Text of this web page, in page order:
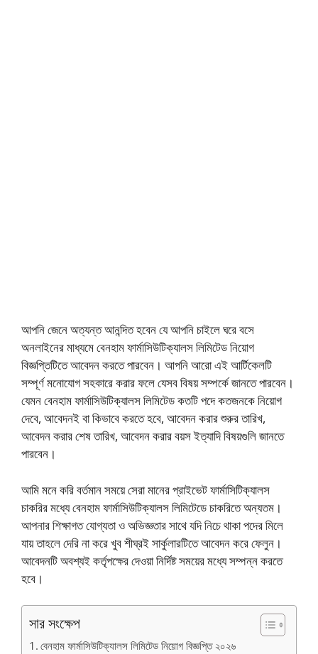
আপনি জেনে অত্যন্ত আনন্দিত হবেন যে আপনি চাইলে ঘরে বসে
অনলাইনের মাধ্যমে বেনহাম ফার্মাসিউটিক্যালস লিমিটেড নিয়োগ
বিজ্ঞপ্তিটিতে আবেদন করতে পারবেন। আপনি আরো এই আর্টিকেলটি
সম্পূর্ণ মনোযোগ সহকারে করার ফলে যেসব বিষয় সম্পর্কে জানতে পারবেন।
যেমন বেনহাম ফার্মাসিউটিক্যালস লিমিটেড কতটি পদে কতজনকে নিয়োগ
দেবে, আবেদনই বা কিভাবে করতে হবে, আবেদন করার শুরুর তারিখ,
আবেদন করার শেষ তারিখ, আবেদন করার বয়স ইত্যাদি বিষয়গুলি জানতে
পারবেন।
আমি মনে করি বর্তমান সময়ে সেরা মানের প্রাইভেট ফার্মাসিটিক্যালস
চাকরির মধ্যে বেনহাম ফার্মাসিউটিক্যালস লিমিটেডে চাকরিতে অন্যতম।
আপনার শিক্ষাগত যোগ্যতা ও অভিজ্ঞতার সাথে যদি নিচে থাকা পদের মিলে
যায় তাহলে দেরি না করে খুব শীঘ্রই সার্কুলারটিতে আবেদন করে ফেলুন।
আবেদনটি অবশ্যই কর্তৃপক্ষের দেওয়া নির্দিষ্ট সময়ের মধ্যে সম্পন্ন করতে
হবে।
সার সংক্ষেপ
বেনহাম ফার্মাসিউটিক্যালস লিমিটেড নিয়োগ বিজ্ঞপ্তি ২০২৬